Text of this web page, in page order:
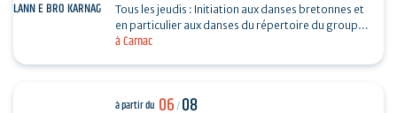
à Carnac
Tous les jeudis : Initiation aux danses bretonnes et
en particulier aux danses du répertoire du groupe
programmé le soir même au fest-noz organisé…
à partir du 06/08